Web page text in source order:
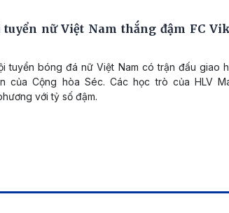
tuyển nữ Việt Nam thắng đậm FC
tuyển bóng đá nữ Việt Nam có trận đấu giao
của Cộng hòa Séc. Các học trò của HLV
với tỷ số đậm.